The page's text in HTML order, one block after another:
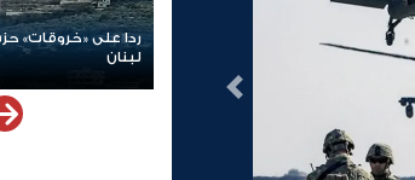
التالى
ردا على «خروقات» حزب الله..